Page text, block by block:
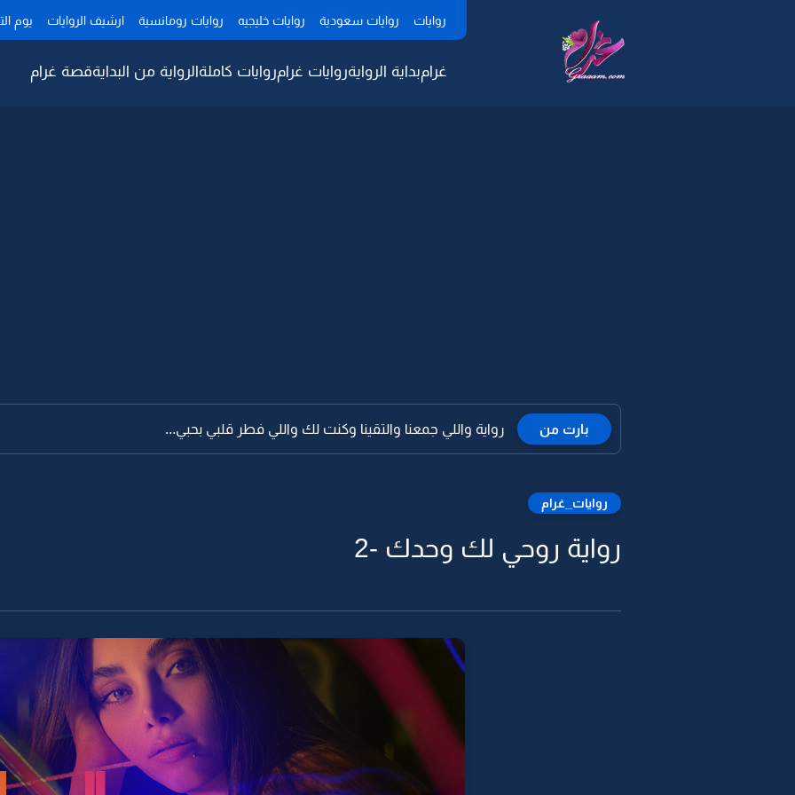
روايات روايات سعودية روايات خليجيه روايات رومانسية ارشيف الروايات يوم
غرامبداية الروايةروايات غرامروايات كاملةالرواية من البدايةقصة غرام
بارت من رواية واللي جمعنا والتقينا وكنت لك واللي فطر قلبي بحبي...
روايات_غرام
رواية روحي لك وحدك -2